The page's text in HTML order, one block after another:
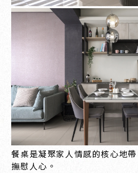
餐桌是凝聚家人情感的核心地
撫慰人心。